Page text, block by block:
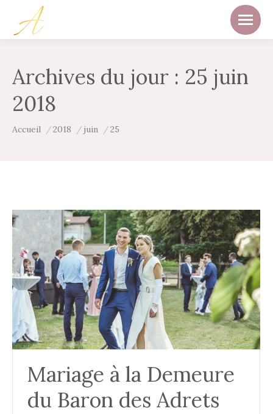
Archives du jour : 25 juin
2018
Vous êtes ici :
Accueil 2018 juin 25
Mariage à la Demeure
du Baron des Adrets